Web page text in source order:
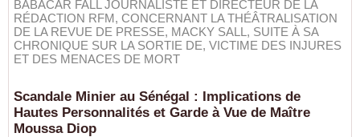
BABACAR FALL JOURNALISTE ET DIRECTEUR DE LA
RÉDACTION RFM, CONCERNANT LA THÉÂTRALISATION
DE LA REVUE DE PRESSE, MACKY SALL , SUITE À SA
CHRONIQUE SUR LA SORTIE DE, VICTIME DES INJURES
ET DES MENACES DE MORT
Scandale Minier au Sénégal : Implications de
Hautes Personnalités et Garde à Vue de Maître
Moussa Diop